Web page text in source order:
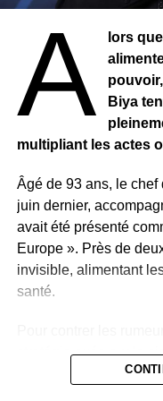
d’Ebola en RDC est
graves. Elle a déjà
décès, touchant cinq
de la crise, les
efficace des autorités.
réclament notamment
et une accélération
Malgré les difficultés,
mobilisés, travaillant
malades. Mais le
de Wiza Bondele,
son entourage.
« Je
A
lors
Biya
multipliant les actes
Âgé de 93 ans, le chef
juin dernier,
avait été présenté
Europe ». Près de
invisible, alimentant
santé.
stratégie axée sur la
autorisé le ministre de